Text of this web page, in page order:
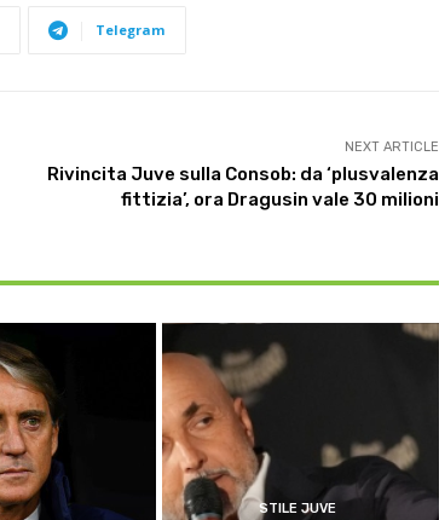
Telegram
NEXT ARTICLE
Rivincita Juve sulla Consob: da ‘plusvalenza
fittizia’, ora Dragusin vale 30 milioni
STILE JUVE